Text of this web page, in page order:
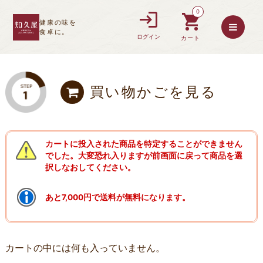
健康の味を
食卓に。
ログイン
0
カート
買い物かごを見る
カートに投入された商品を特定することができません
でした。大変恐れ入りますが前画面に戻って商品を選
択しなおしてください。
あと7,000円で送料が無料になります。
カートの中には何も入っていません。